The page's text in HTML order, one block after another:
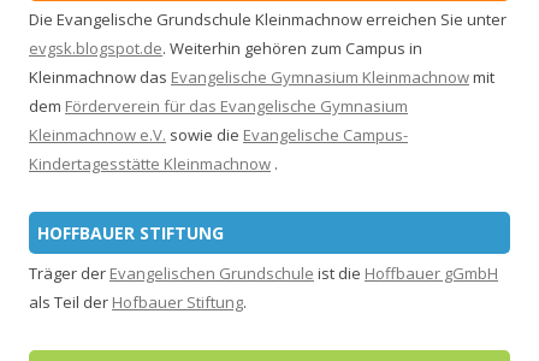
Die Evangelische Grundschule Kleinmachnow erreichen Sie unter
evgsk.blogspot.de. Weiterhin gehören zum Campus in
Kleinmachnow das Evangelische Gymnasium Kleinmachnowmit
dem Förderverein für das Evangelische Gymnasium
Kleinmachnow e.V. sowie die Evangelische Campus-
Kindertagesstätte Kleinmachnow .
HOFFBAUER STIFTUNG
Träger der Evangelischen Grundschule ist die Hoffbauer gGmbH
als Teil der Hofbauer Stiftung.